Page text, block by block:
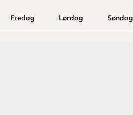
Fredag Lørdag Søndag